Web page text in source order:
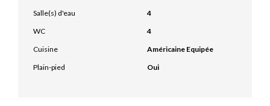
Salle(s) d'eau
4
WC
4
Cuisine
Américaine Equipée
Plain-pied
Oui